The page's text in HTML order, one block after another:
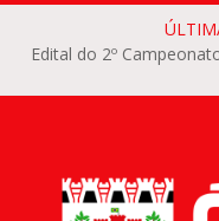
Edital do 2º